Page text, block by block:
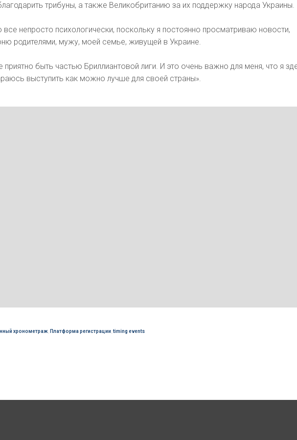
трибуны, а также Великобританию за их поддержку народа Украины.
все непросто психологически, поскольку я постоянно просматриваю новости,
родителями, мужу, моей семье, живущей в Украине.
приятно быть частью Бриллиантовой лиги. И это очень важно для меня, что я
выступить как можно лучше для своей страны».
хронометраж, Платформа регистрации,timing events